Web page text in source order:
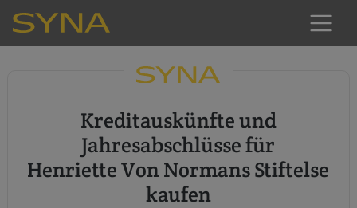
Kreditauskünfte und
Jahresabschlüsse für
Henriette Von Normans Stiftelse
kaufen